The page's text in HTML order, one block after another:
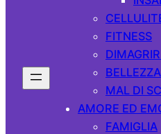
FITNESS
BELLEZZA
MAL DI
AMORE ED
FAMIGLIA